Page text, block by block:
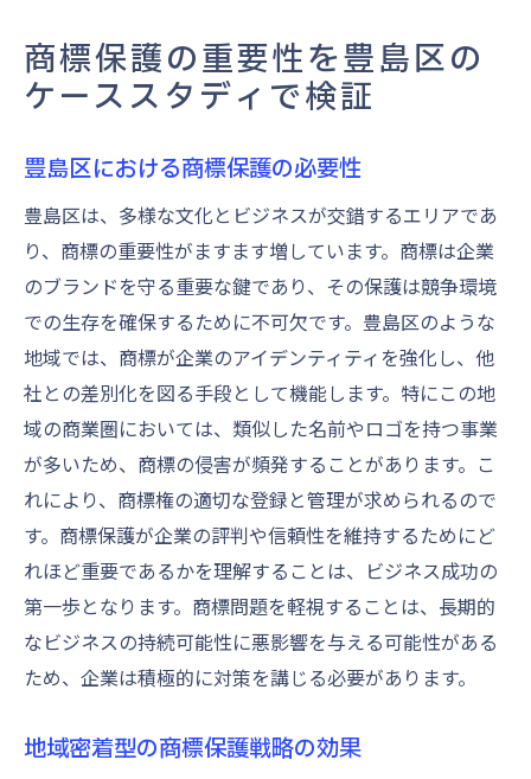
商標保護の重要性を豊島区の
ケーススタディで検証
豊島区における商標保護の必要性
豊島区は、多様な文化とビジネスが交錯するエリアであ
り、商標の重要性がますます増しています。商標は企業
のブランドを守る重要な鍵であり、その保護は競争環境
での生存を確保するために不可欠です。豊島区のような
地域では、商標が企業のアイデンティティを強化し、他
社との差別化を図る手段として機能します。特にこの地
域の商業圏においては、類似した名前やロゴを持つ事業
が多いため、商標の侵害が頻発することがあります。こ
れにより、商標権の適切な登録と管理が求められるので
す。商標保護が企業の評判や信頼性を維持するためにど
れほど重要であるかを理解することは、ビジネス成功の
第一歩となります。商標問題を軽視することは、長期的
なビジネスの持続可能性に悪影響を与える可能性がある
ため、企業は積極的に対策を講じる必要があります。
地域密着型の商標保護戦略の効果